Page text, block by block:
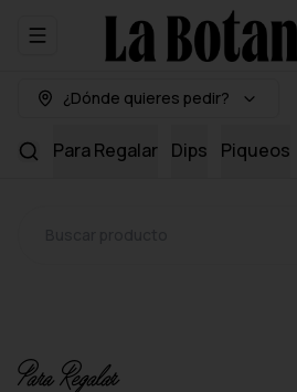
Abrir menu de navegación
¿Dónde quieres pedir?
Para Regalar Dips Piqueos
Para Regalar